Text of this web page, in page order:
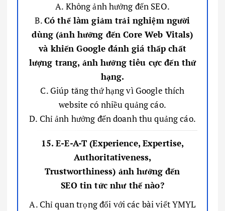
A. Không ảnh hưởng đến SEO.
B.Có thể làm giảm trải nghiệm người
dùng (ảnh hưởng đến Core Web Vitals)
và khiến Google đánh giá thấp chất
lượng trang, ảnh hưởng tiêu cực đến thứ
hạng.
C. Giúp tăng thứ hạng vì Google thích
website có nhiều quảng cáo.
D. Chỉ ảnh hưởng đến doanh thu quảng cáo.
15. E-E-A-T (Experience, Expertise,
Authoritativeness,
Trustworthiness) ảnh hưởng đến
SEO tin tức như thế nào?
A. Chỉ quan trọng đối với các bài viết YMYL